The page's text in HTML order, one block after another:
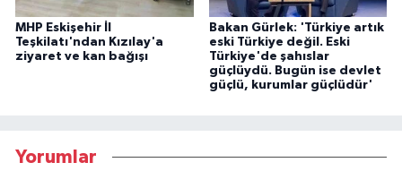
MHP Eskişehir İl
Teşkilatı'ndan Kızılay'a
ziyaret ve kan bağışı
Bakan Gürlek: 'Türkiye artık
eski Türkiye değil. Eski
Türkiye'de şahıslar
güçlüydü. Bugün ise devlet
güçlü, kurumlar güçlüdür'
Yorumlar